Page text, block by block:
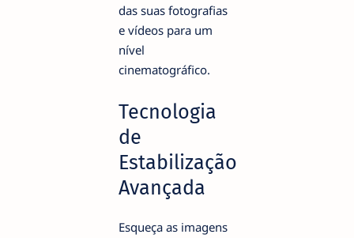
das suas fotografias
e vídeos para um
nível
cinematográfico.
Tecnologia
de
Estabilização
Avançada
Esqueça as imagens